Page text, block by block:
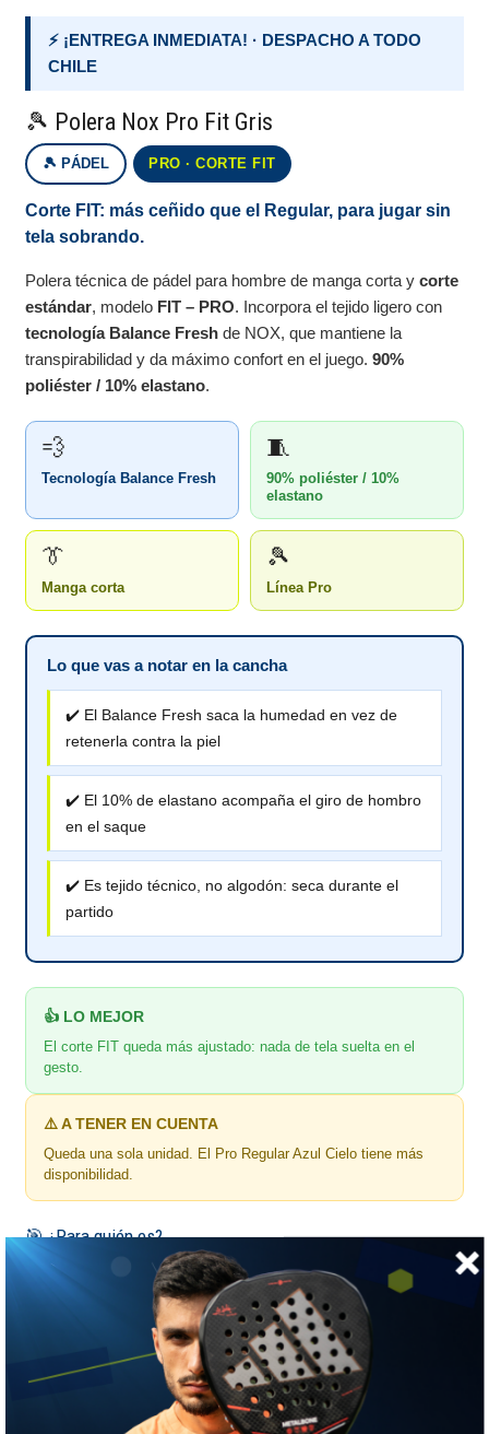
⚡ ¡ENTREGA INMEDIATA! · DESPACHO A TODO
CHILE
🎾 Polera Nox Pro Fit Gris
🎾 PÁDEL PRO · CORTE FIT
Corte FIT: más ceñido que el Regular, para jugar sin
tela sobrando.
Polera técnica de pádel para hombre de manga corta ycorte
estándar, modelo FIT – PRO. Incorpora el tejido ligero con
tecnología Balance Fresh de NOX, que mantiene la
transpirabilidad y da máximo confort en el juego.90%
poliéster / 10% elastano.
💨
Tecnología Balance Fresh
🧵
90% poliéster / 10%
elastano
👔
Manga corta
🎾
Línea Pro
Lo que vas a notar en la cancha
✔️ El Balance Fresh saca la humedad en vez de
retenerla contra la piel
✔️ El 10% de elastano acompaña el giro de hombro
en el saque
✔️ Es tejido técnico, no algodón: seca durante el
partido
👍 LO MEJOR
El corte FIT queda más ajustado: nada de tela suelta en el
gesto.
⚠️ A TENER EN CUENTA
Queda una sola unidad. El Pro Regular Azul Cielo tiene más
disponibilidad.
🎯 ¿Para quién es?
Para el que prefiere la polera ceñida al cuerpo.
📏 GUÍA DE TALLAS
Nox · medidas de la prenda extendida, en centímetros